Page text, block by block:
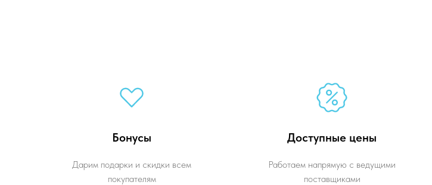
Бонусы
Дарим подарки и скидки всем
покупателям
Доступные цены
Работаем напрямую с ведущими
поставщиками